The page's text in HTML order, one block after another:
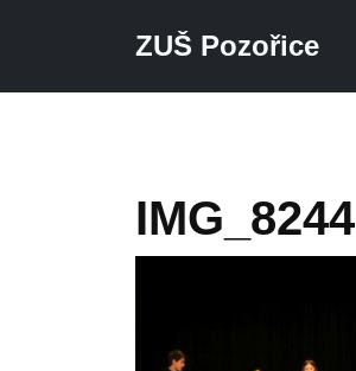
ZUŠ Pozořice
IMG_8244